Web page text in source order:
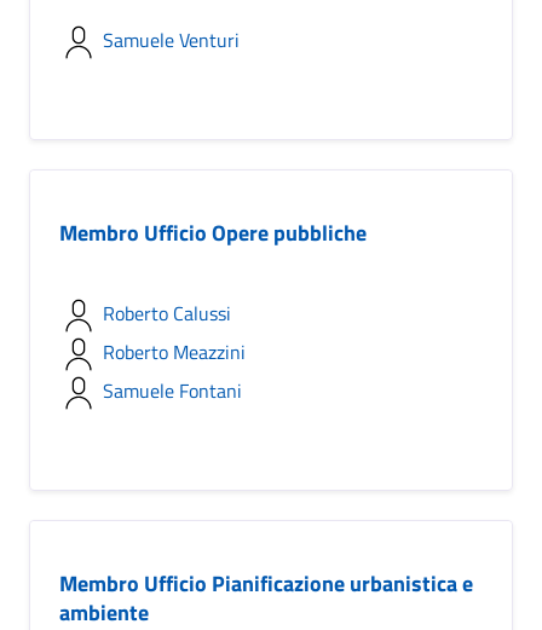
Samuele Venturi
Membro Ufficio Opere pubbliche
Roberto Calussi
Roberto Meazzini
Samuele Fontani
Membro Ufficio Pianificazione urbanistica e
ambiente